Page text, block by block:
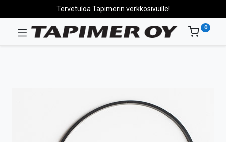
Tervetuloa Tapimerin verkkosivuille!
0